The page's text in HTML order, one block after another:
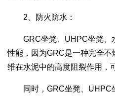
2、防火防水：
GRC坐凳、UHPC坐凳、
性能，因为GRC是一种完全
维在水泥中的高度阻裂作用，
同时，GRC坐凳、UHPC